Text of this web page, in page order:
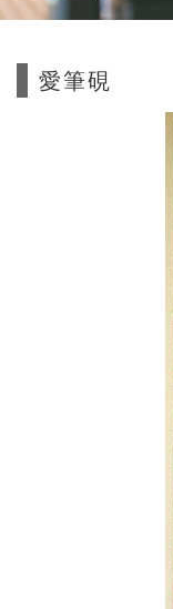
愛筆硯